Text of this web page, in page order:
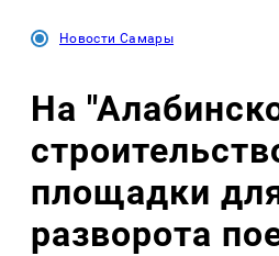
Новости Самары
На
площадки
разворота